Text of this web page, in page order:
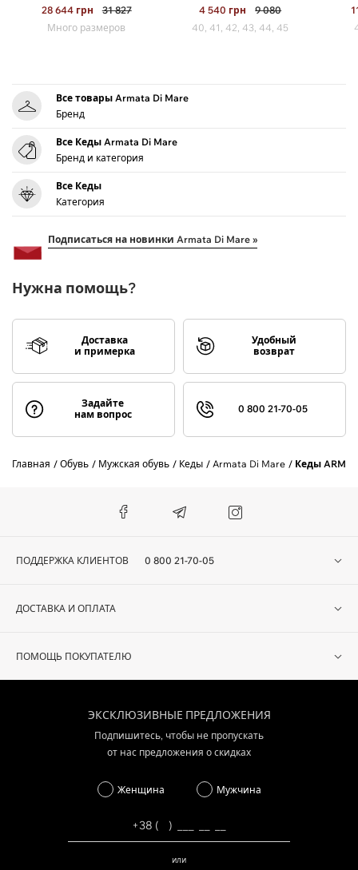
28 644 грн
31 827
Много размеров
4 540 грн
9 080
40, 41, 42, 43, 44, 45
Все товары Armata Di Mare
Бренд
Все Кеды Armata Di Mare
Бренд и категория
Все Кеды
Категория
Подписаться на новинки Armata Di Mare »
Нужна помощь?
Доставка
и примерка
Удобный
возврат
Задайте
нам вопрос
0 800 21-70-05
Главная Обувь Мужская обувь Кеды Armata Di Mare Кеды
ПОДДЕРЖКА КЛИЕНТОВ 0 800 21-70-05
ДОСТАВКА И ОПЛАТА
ПОМОЩЬ ПОКУПАТЕЛЮ
ЭКСКЛЮЗИВНЫЕ ПРЕДЛОЖЕНИЯ
Подпишитесь, чтобы не пропускать
от нас предложения о скидках
Женщина Мужчина
или